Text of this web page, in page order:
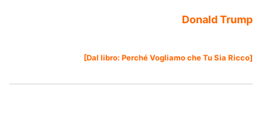
Donald Trump
[Dal libro: Perché Vogliamo che Tu Sia Ricco]